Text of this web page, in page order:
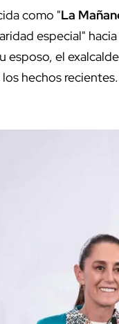
como "La
especial"
esposo, el
hechos recientes.